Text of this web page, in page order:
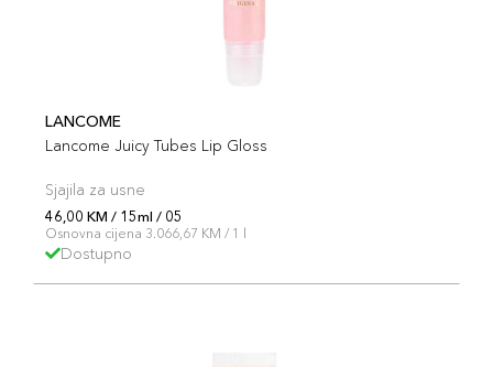
LANCOME
Lancome Juicy Tubes Lip Gloss
Sjajila za usne
46,00 KM / 15ml / 05
Osnovna cijena 3.066,67 KM / 1 l
Dostupno